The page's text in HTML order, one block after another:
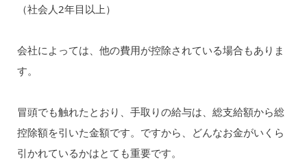
（社会人2年目以上）
会社によっては、他の費用が控除されている場合もありま
す。
冒頭でも触れたとおり、手取りの給与は、総支給額から総
控除額を引いた金額です。ですから、どんなお金がいくら
引かれているかはとても重要です。